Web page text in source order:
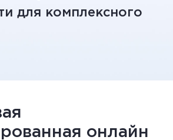
для комплексного
онлайн